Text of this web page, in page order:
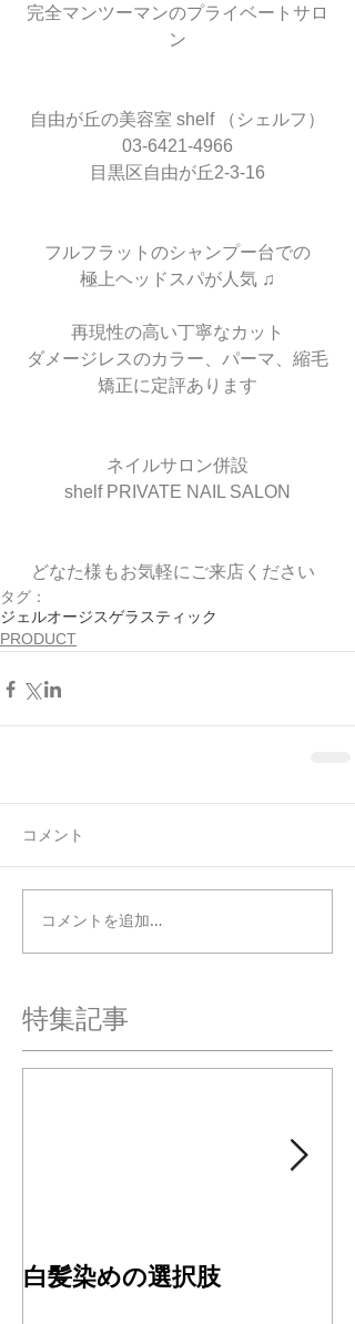
完全マンツーマンのプライベートサロ
ン
自由が丘の美容室 shelf （シェルフ）
03-6421-4966
目黒区自由が丘2-3-16
フルフラットのシャンプー台での
極上ヘッドスパが人気 ♫
再現性の高い丁寧なカット
ダメージレスのカラー、パーマ、縮毛
矯正に定評あります
ネイルサロン併設
shelf PRIVATE NAIL SALON
どなた様もお気軽にご来店ください
タグ：
ジェルオージスゲラスティック
PRODUCT
コメント
コメントを追加…
特集記事
白髪染めの選択肢